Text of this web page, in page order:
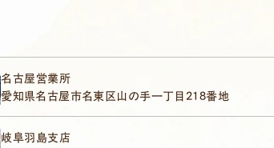
名古屋営業所
愛知県名古屋市名東区山の手一丁目218番地
岐阜羽島支店